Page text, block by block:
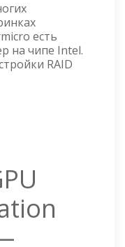
есть
на чипе Intel.
RAID